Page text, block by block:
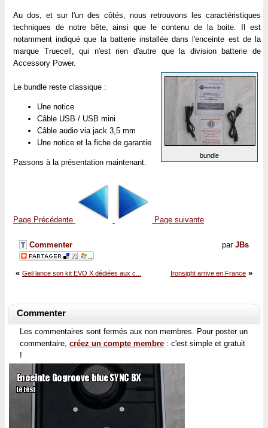
Au dos, et sur l'un des côtés, nous retrouvons les caractéristiques
techniques de notre bête, ainsi que le contenu de la boite. Il est
notamment indiqué que la batterie installée dans l'enceinte est de la
marque Truecell, qui n'est rien d'autre que la division batterie de
Accessory Power.
bundle
Le bundle reste classique :
Une notice
Câble USB / USB mini
Câble audio via jack 3,5 mm
Une notice et la fiche de garantie
Passons à la présentation maintenant.
Page Précédente Page suivante
par JBs
Commenter
Ironsight arrive en France »
« Geil lance son kit EVO X dédiées aux c...
Commenter
Les commentaires sont fermés aux non membres. Pour poster un
commentaire, créez un compte membre : c'est simple et gratuit
!